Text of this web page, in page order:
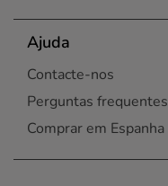
Ajuda
Contacte-nos
Perguntas frequentes
Comprar em Espanha